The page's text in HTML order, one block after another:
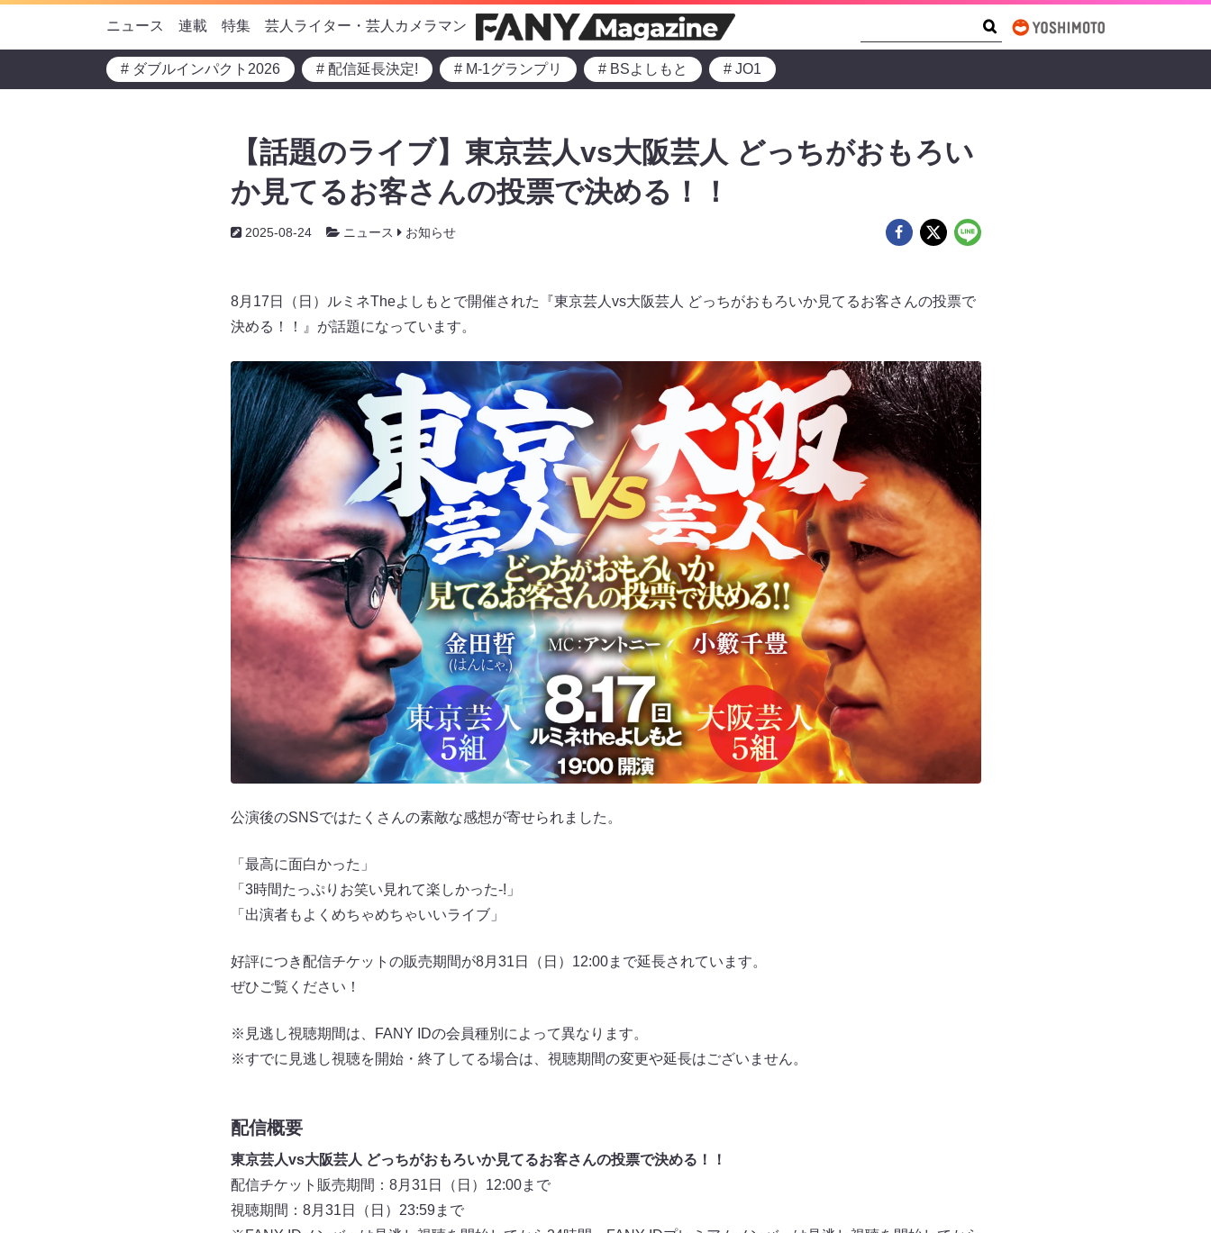
ニュース 連載 特集 芸人ライター・芸人カメラマン
# ダブルインパクト2026 # 配信延長決定! # M-1グランプリ # BSよしもと # JO1
【話題のライブ】東京芸人vs大阪芸人 どっちがおもろい
か見てるお客さんの投票で決める！！
2025-08-24 ニュース お知らせ
8月17日（日）ルミネTheよしもとで開催された『東京芸人vs大阪芸人 どっちがおもろいか見てるお客さんの投票で
決める！！』が話題になっています。
公演後のSNSではたくさんの素敵な感想が寄せられました。
「最高に面白かった」
「3時間たっぷりお笑い見れて楽しかった-!」
「出演者もよくめちゃめちゃいいライブ」
好評につき配信チケットの販売期間が8月31日（日）12:00まで延長されています。
ぜひご覧ください！
※見逃し視聴期間は、FANY IDの会員種別によって異なります。
※すでに見逃し視聴を開始・終了してる場合は、視聴期間の変更や延長はございません。
配信概要
東京芸人vs大阪芸人 どっちがおもろいか見てるお客さんの投票で決める！！
配信チケット販売期間：8月31日（日）12:00まで
視聴期間：8月31日（日）23:59まで